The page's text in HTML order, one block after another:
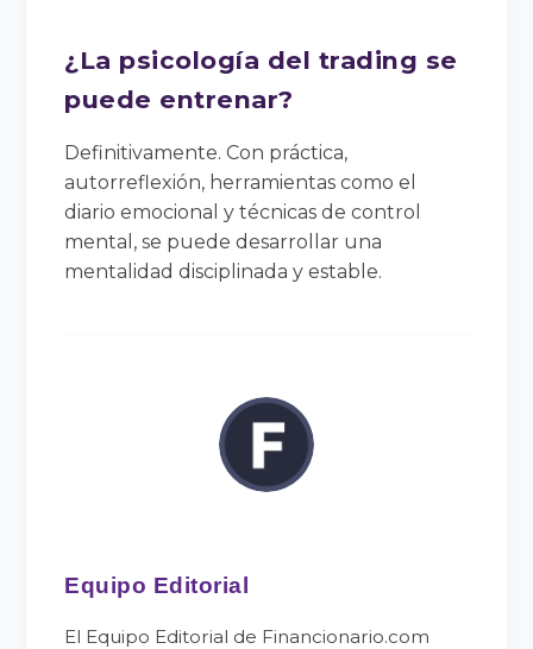
¿La psicología del trading se
puede entrenar?
Definitivamente. Con práctica,
autorreflexión, herramientas como el
diario emocional y técnicas de control
mental, se puede desarrollar una
mentalidad disciplinada y estable.
Equipo Editorial
El Equipo Editorial de Financionario.com